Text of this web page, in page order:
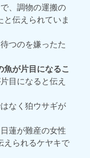
、調物の運搬の
伝えられていま
つのを嫌ったた
が片目になるこ
目になると伝え
なく狛ウサギが
日蓮が難産の女性
えられるケヤキで